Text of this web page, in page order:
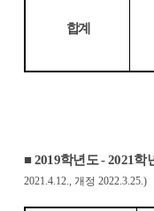
합계
■2019학년도- 2021학
2021.4.12., 개정 2022.3.25.)